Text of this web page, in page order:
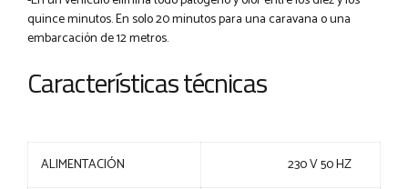
quince minutos. En solo 20 minutos para una caravana o una
embarcación de 12 metros.
Características técnicas
ALIMENTACIÓN 230 V 50 HZ